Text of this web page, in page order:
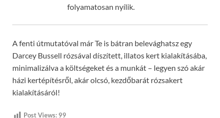
folyamatosan nyílik.
A fenti útmutatóval már Te is bátran belevághatsz egy
Darcey Bussell rózsával díszített, illatos kert kialakításába,
minimalizálva a költségeket és a munkát – legyen szó akár
házi kertépítésről, akár olcsó, kezdőbarát rózsakert
kialakításáról!
Post Views: 99